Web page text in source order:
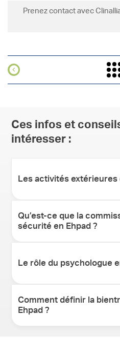
Prenez contact avec
Ces infos et
intéresser :
Les activités extérieures
Qu’est-ce que la
sécurité en Ehpad ?
Le rôle du psychologue
Comment définir la
Ehpad ?